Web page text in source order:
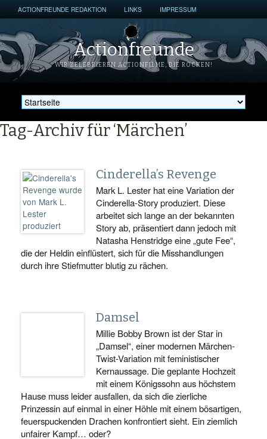
ACTIONFREUNDE REDAKTION LINKS IMPRESSUM
Actionfreunde
WIR ZELEBRIEREN ACTIONFILME, DIE ROCKEN!
Tag-Archiv für ‘Märchen’
Cinderella’s Revenge
Mark L. Lester hat eine Variation der
Cinderella-Story produziert. Diese
arbeitet sich lange an der bekannten
Story ab, präsentiert dann jedoch mit
Natasha Henstridge eine „gute Fee“,
die der Heldin einflüstert, sich für die Misshandlungen
durch ihre Stiefmutter blutig zu rächen.
Damsel
Millie Bobby Brown ist der Star in
„Damsel“, einer modernen Märchen-
Twist-Variation mit feministischer
Kernaussage. Die geplante Hochzeit
mit einem Königssohn aus höchstem
Hause muss leider ausfallen, da sich die zierliche
Prinzessin auf einmal in einer Höhle mit einem bösartigen,
feuerspuckenden Drachen konfrontiert sieht. Ein ziemlich
unfairer Kampf… oder?